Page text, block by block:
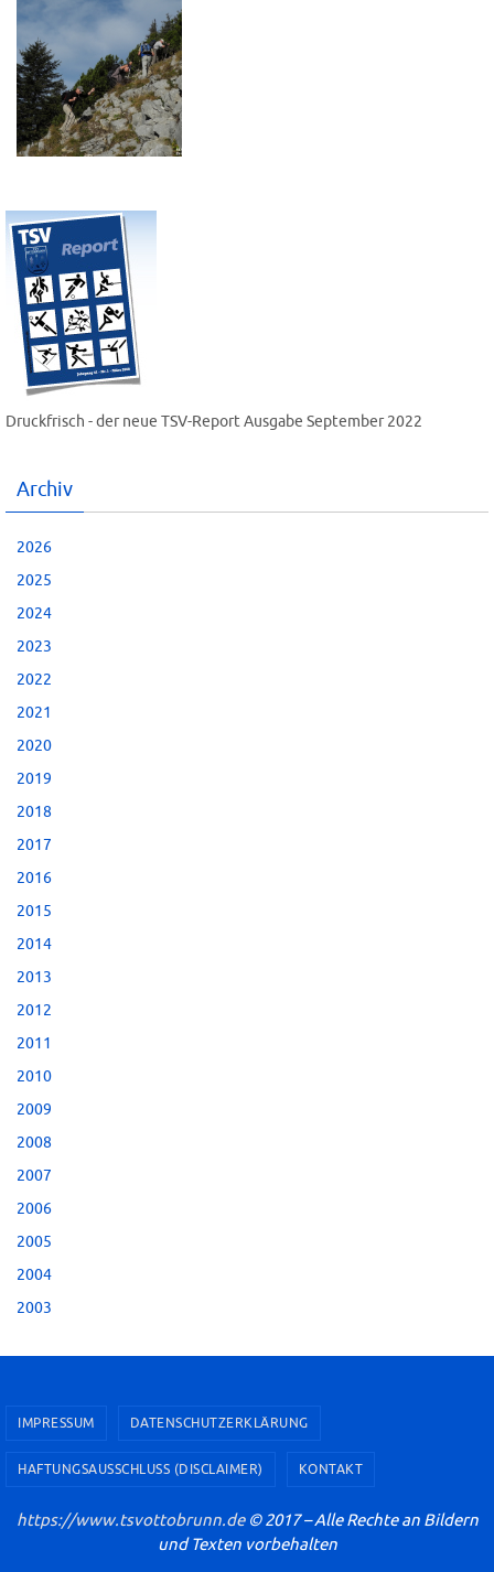
Druckfrisch - der neue TSV-Report Ausgabe September 2022
Archiv
2026
2025
2024
2023
2022
2021
2020
2019
2018
2017
2016
2015
2014
2013
2012
2011
2010
2009
2008
2007
2006
2005
2004
2003
IMPRESSUM DATENSCHUTZERKLÄRUNG
HAFTUNGSAUSSCHLUSS (DISCLAIMER) KONTAKT
https://www.tsvottobrunn.de © 2017 – Alle Rechte an Bildern
und Texten vorbehalten